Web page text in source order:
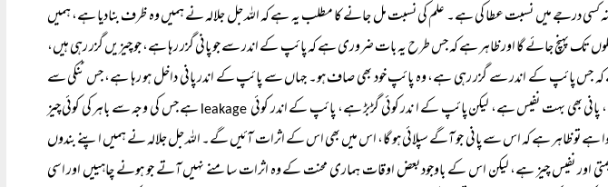
کسی درجے میں نسبت عطا کی ہے۔ علم کی نسبت مل جانے کا مطلب یہ ہے کہ اللہ جل جلالہ نے ہمیں وہ ظرف بنادیا ہے، ہمیں
تک پہنچ جائے گا اور ظاہر ہے کہ جس طرح یہ بات ضروری ہے کہ پائپ کے اندر سے جو پانی گزر رہا ہے، جو چیزیں گزر رہی ہیں،
پائپ کے اندر سے گزر رہی ہے، وہ پائپ خود بھی صاف ہو۔ جہاں سے پائپ کے اندر پانی داخل ہو رہا ہے، جس ٹنکی سے
بھی بہت نفیس ہے، لیکن پائپ کے ا ندر کوئی گڑبڑ ہے، پائپ کے اندر کوئی leakage
ہے جس کی وجہ سے باہر کی کوئی چیز
تو ظاہر ہے کہ اس سے پانی جو آگے سپلائی ہو گا، اس میں بھی اس کے اثرات آئیں گے۔ اللہ جل جلالہ نے ہمیں اپنے بندوں
قیمتی اور نفیس چیز ہے، لیکن اس کے باوجود بعض اوقات ہماری محنت کے وہ اثرات سامنے نہیں آتے جو ہونے چاہییں اور اسی